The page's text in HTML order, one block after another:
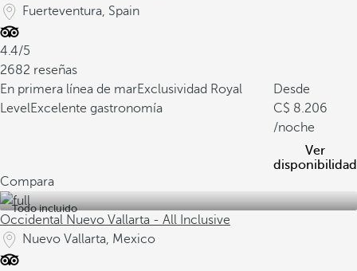
Fuerteventura, Spain
4.4/5
2682 reseñas
En primera línea de marExclusividad Royal
LevelExcelente gastronomía
Desde
8.206
/noche
Ver
disponibilidad
Compara
Todo incluido
Occidental Nuevo Vallarta - All Inclusive
Nuevo Vallarta, Mexico